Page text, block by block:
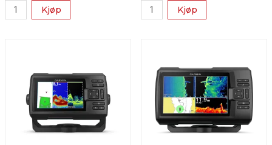
Kjøp Kjøp